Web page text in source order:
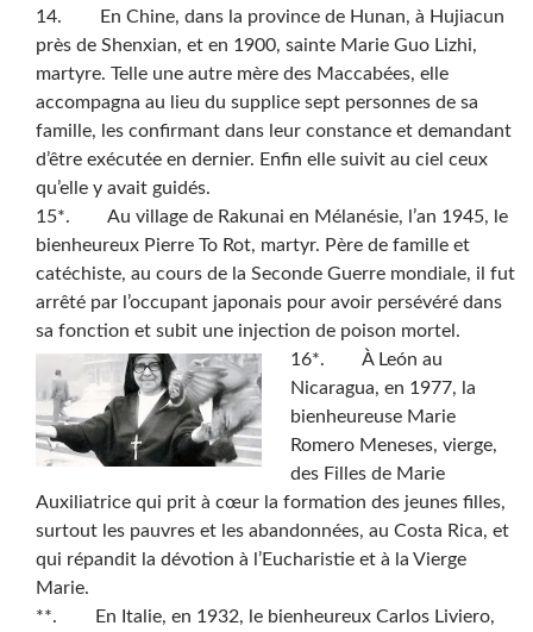
14. En Chine, dans la province de Hunan, à Hujiacun
près de Shenxian, et en 1900, sainte Marie Guo Lizhi,
martyre. Telle une autre mère des Maccabées, elle
accompagna au lieu du supplice sept personnes de sa
famille, les confirmant dans leur constance et demandant
d’être exécutée en dernier. Enfin elle suivit au ciel ceux
qu’elle y avait guidés.
15*. Au village de Rakunai en Mélanésie, l’an 1945, le
bienheureux Pierre To Rot, martyr. Père de famille et
catéchiste, au cours de la Seconde Guerre mondiale, il fut
arrêté par l’occupant japonais pour avoir persévéré dans
sa fonction et subit une injection de poison mortel.
16*. À León au
Nicaragua, en 1977, la
bienheureuse Marie
Romero Meneses, vierge,
des Filles de Marie
Auxiliatrice qui prit à cœur la formation des jeunes filles,
surtout les pauvres et les abandonnées, au Costa Rica, et
qui répandit la dévotion à l’Eucharistie et à la Vierge
Marie.
**. En Italie, en 1932, le bienheureux Carlos Liviero,